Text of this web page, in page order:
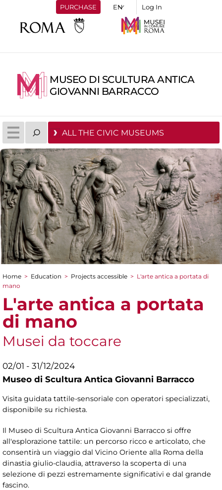
PURCHASE Log In
MUSEO DI SCULTURA ANTICA
GIOVANNI BARRACCO
ALL THE CIVIC MUSEUMS
You are here
Home > Education > Projects accessible > L'arte antica a portata di
mano
L'arte antica a portata
di mano
Musei da toccare
02/01 - 31/12/2024
Museo di Scultura Antica Giovanni Barracco
Visita guidata tattile-sensoriale con operatori specializzati,
disponibile su richiesta.
Il Museo di Scultura Antica Giovanni Barracco si offre
all'esplorazione tattile: un percorso ricco e articolato, che
consentirà un viaggio dal Vicino Oriente alla Roma della
dinastia giulio-claudia, attraverso la scoperta di una
selezione di pezzi estremamente significativi e dal grande
fascino.